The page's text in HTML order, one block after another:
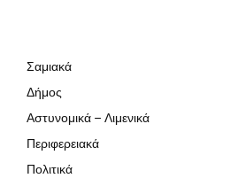
Σαμιακά
Δήμος
Αστυνομικά – Λιμενικά
Περιφερειακά
Πολιτικά